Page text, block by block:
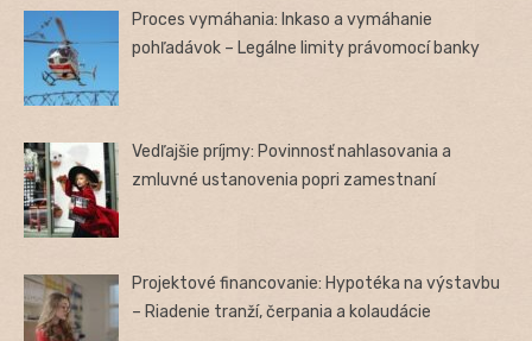
Proces vymáhania: Inkaso a vymáhanie
pohľadávok – Legálne limity právomocí banky
Vedľajšie príjmy: Povinnosť nahlasovania a
zmluvné ustanovenia popri zamestnaní
Projektové financovanie: Hypotéka na výstavbu
– Riadenie tranží, čerpania a kolaudácie